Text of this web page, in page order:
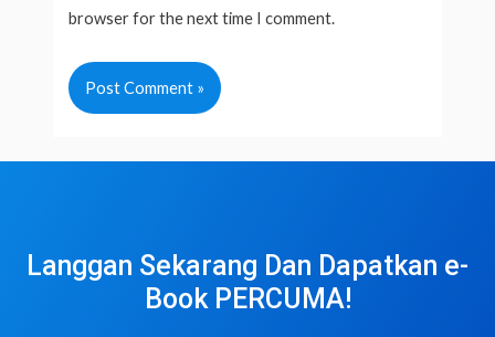
browser for the next time I comment.
Langgan Sekarang Dan Dapatkan e-
Book PERCUMA!